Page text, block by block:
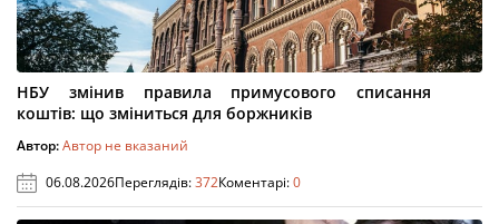
НБУ змінив правила примусового списання
коштів: що зміниться для боржників
Автор:Автор не вказаний
06.08.2026Переглядів:372Коментарі:0